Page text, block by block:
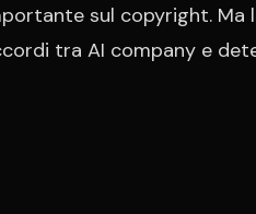
sul copyright. Ma
tra AI company e